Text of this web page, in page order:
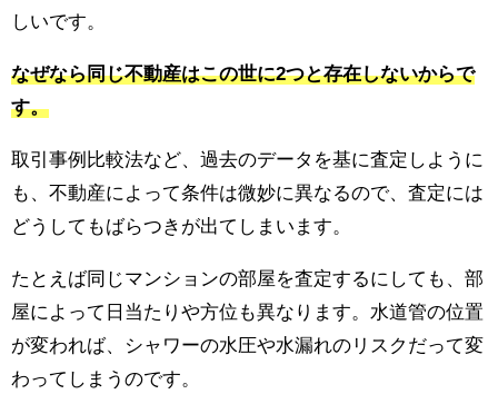
しいです。
なぜなら同じ不動産はこの世に2つと存在しないからで
す。
取引事例比較法など、過去のデータを基に査定しように
も、不動産によって条件は微妙に異なるので、査定には
どうしてもばらつきが出てしまいます。
たとえば同じマンションの部屋を査定するにしても、部
屋によって日当たりや方位も異なります。水道管の位置
が変われば、シャワーの水圧や水漏れのリスクだって変
わってしまうのです。